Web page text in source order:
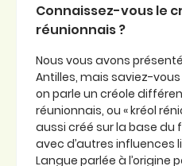
Connaissez-vous le
réunionnais ?
Nous vous avons
Antilles, mais saviez-vous
on parle un créole
réunionnais, ou « kréol
aussi créé sur la base du
avec d’autres influences
Langue parlée à l’origine